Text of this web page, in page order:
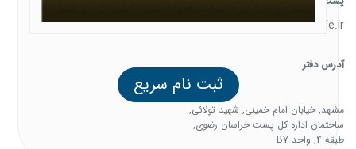
ثبت نام سریع
support@familysafe.ir
آدرس دفتر
مشهد, خیابان امام خمینی, شهید تولائی,
ساختمان اداره کل پست خراسان رضوی,
طبقه 4, واحد B7